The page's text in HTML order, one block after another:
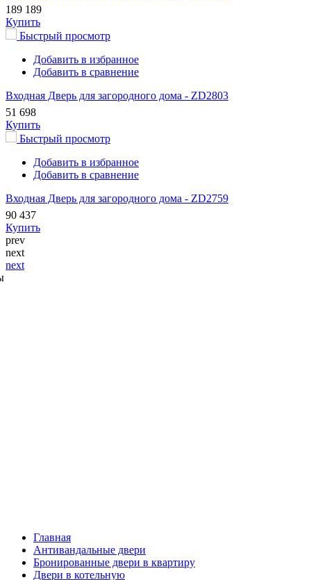
189 189
Купить
Быстрый просмотр
Добавить в избранное
Добавить в сравнение
Входная Дверь для загородного дома - ZD2803
51 698
Купить
Быстрый просмотр
Добавить в избранное
Добавить в сравнение
Входная Дверь для загородного дома - ZD2759
90 437
Купить
prev
next
next
Главная
Антивандальные двери
Бронированные двери в квартиру
Двери в котельную